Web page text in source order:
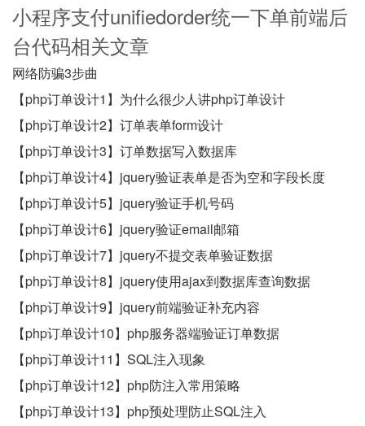
小程序支付unifiedorder统一下单前端后
台代码相关文章
网络防骗3步曲
【php订单设计1】为什么很少人讲php订单设计
【php订单设计2】订单表单form设计
【php订单设计3】订单数据写入数据库
【php订单设计4】jquery验证表单是否为空和字段长度
【php订单设计5】jquery验证手机号码
【php订单设计6】jquery验证email邮箱
【php订单设计7】jquery不提交表单验证数据
【php订单设计8】jquery使用ajax到数据库查询数据
【php订单设计9】jquery前端验证补充内容
【php订单设计10】php服务器端验证订单数据
【php订单设计11】SQL注入现象
【php订单设计12】php防注入常用策略
【php订单设计13】php预处理防止SQL注入